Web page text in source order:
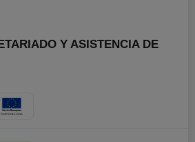
Y ASISTENCIA DE